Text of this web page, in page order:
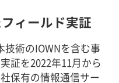
ィールド実証
技術のIOWNを含む事
証を2022年11月から
保有の情報通信サー